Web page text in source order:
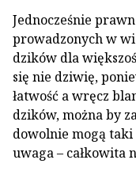
Jednocześnie
prowadzonych w
dzików dla
się nie dziwię,
łatwość a wręcz
dzików, można by
dowolnie mogą taki
uwaga – całkowita